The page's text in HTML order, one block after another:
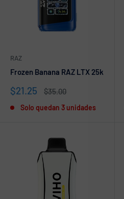
RAZ
Frozen Banana RAZ LTX 25k
Precio
venta
$21.25
Precio
$35.00
Solo quedan 3 unidades